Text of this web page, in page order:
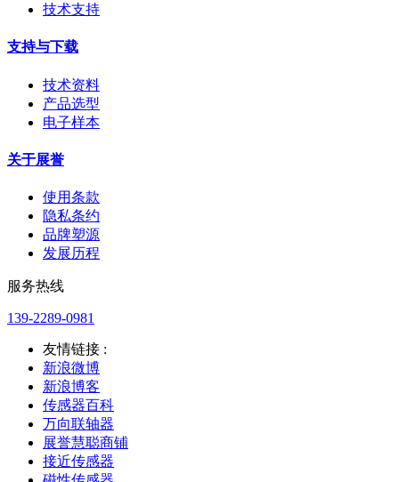
技术支持
支持与下载
技术资料
产品选型
电子样本
关于展誉
使用条款
隐私条约
品牌塑源
发展历程
服务热线
139-2289-0981
友情链接 :
新浪微博
新浪博客
传感器百科
万向联轴器
展誉慧聪商铺
接近传感器